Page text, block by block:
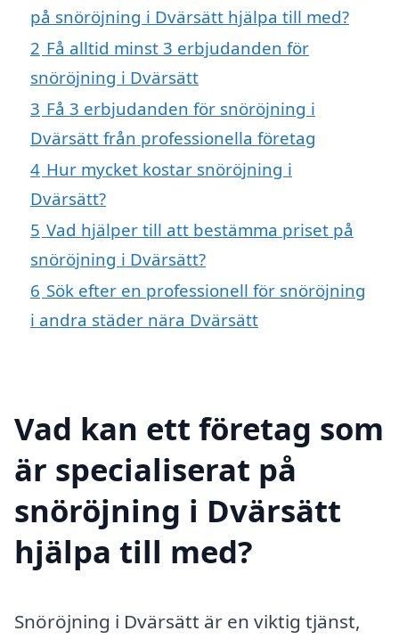
på snöröjning i Dvärsätt hjälpa till med?
2 Få alltid minst 3 erbjudanden för
snöröjning i Dvärsätt
3 Få 3 erbjudanden för snöröjning i
Dvärsätt från professionella företag
4 Hur mycket kostar snöröjning i
Dvärsätt?
5 Vad hjälper till att bestämma priset på
snöröjning i Dvärsätt?
6 Sök efter en professionell för snöröjning
i andra städer nära Dvärsätt
Vad kan ett företag som
är specialiserat på
snöröjning i Dvärsätt
hjälpa till med?
Snöröjning i Dvärsätt är en viktig tjänst,